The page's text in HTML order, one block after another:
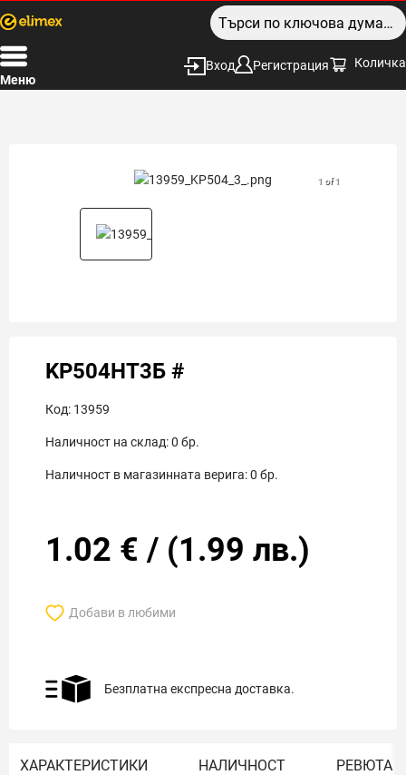
Меню
Вход Регистрация Количка
1 of 1
KP504НТ3Б #
Код: 13959
Наличност на склад:0 бр.
Наличност в магазинната верига:0 бр.
1.02 € / (1.99 лв.)
Добави в любими
Безплатна експресна доставка.
ХАРАКТЕРИСТИКИ НАЛИЧНОСТ РЕВЮТА